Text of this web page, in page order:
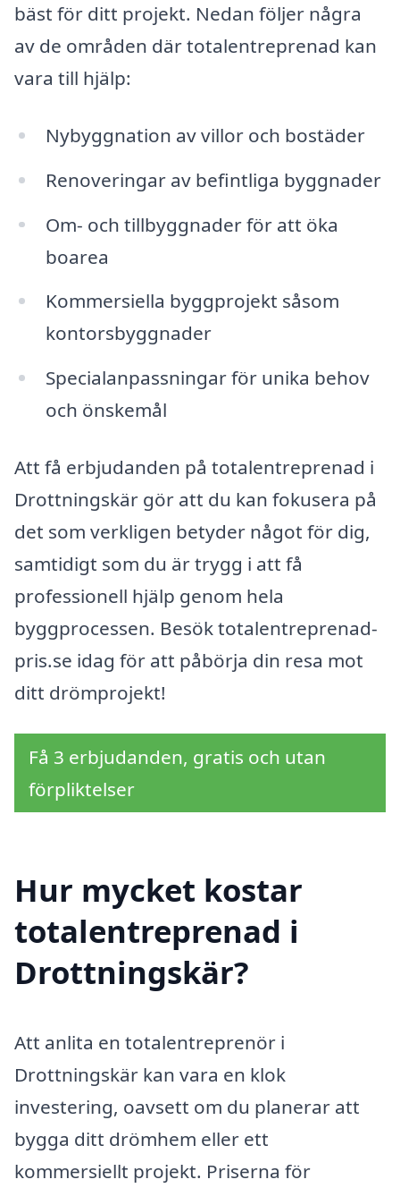
bäst för ditt projekt. Nedan följer några
av de områden där totalentreprenad kan
vara till hjälp:
Nybyggnation av villor och bostäder
Renoveringar av befintliga byggnader
Om- och tillbyggnader för att öka
boarea
Kommersiella byggprojekt såsom
kontorsbyggnader
Specialanpassningar för unika behov
och önskemål
Att få erbjudanden på totalentreprenad i
Drottningskär gör att du kan fokusera på
det som verkligen betyder något för dig,
samtidigt som du är trygg i att få
professionell hjälp genom hela
byggprocessen. Besök totalentreprenad-
pris.se idag för att påbörja din resa mot
ditt drömprojekt!
Få 3 erbjudanden, gratis och utan
förpliktelser
Hur mycket kostar
totalentreprenad i
Drottningskär?
Att anlita en totalentreprenör i
Drottningskär kan vara en klok
investering, oavsett om du planerar att
bygga ditt drömhem eller ett
kommersiellt projekt. Priserna för